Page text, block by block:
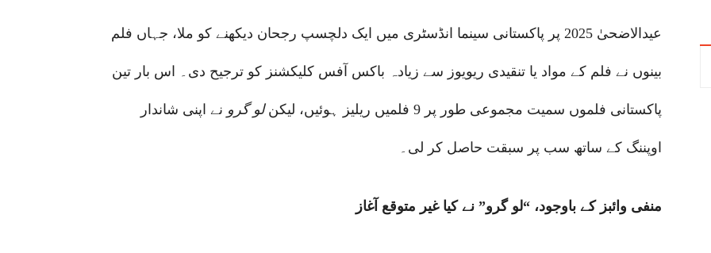
عیدالاضحیٰ 2025 پر پاکستانی سینما انڈسٹری میں ایک دلچسپ رجحان دیکھنے کو ملا، جہاں فلم
بینوں نے فلم کے مواد یا تنقیدی ریویوز سے زیادہ باکس آفس کلیکشنز کو ترجیح دی۔ اس بار تین
پاکستانی فلموں سمیت مجموعی طور پر 9 فلمیں ریلیز ہوئیں، لیکن لو گرو نے اپنی شاندار
اوپننگ کے ساتھ سب پر سبقت حاصل کر لی۔
منفی وائبز کے باوجود، “لو گرو” نے کیا غیر متوقع آغاز